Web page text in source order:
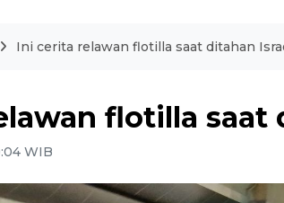
Ini cerita relawan flotilla saat ditahan
flotilla saat
WIB